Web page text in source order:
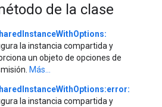
de la clase
la instancia compartida y
un objeto de opciones de
Más...
la instancia compartida y